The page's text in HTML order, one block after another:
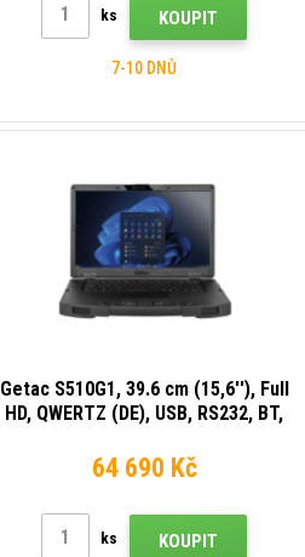
ks KOUPIT
7-10 DNŮ
Getac S510G1, 39.6 cm (15,6''), Full
HD, QWERTZ (DE), USB, RS232, BT,
Pro
64 690 Kč
ks KOUPIT